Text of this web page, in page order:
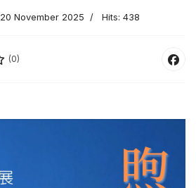
20 November 2025 Hits: 438
(0)